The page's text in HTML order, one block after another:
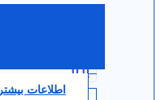
0.0
اطلاعات بیشتر